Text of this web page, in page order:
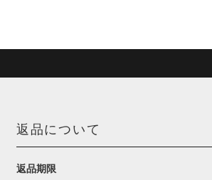
返品について
返品期限